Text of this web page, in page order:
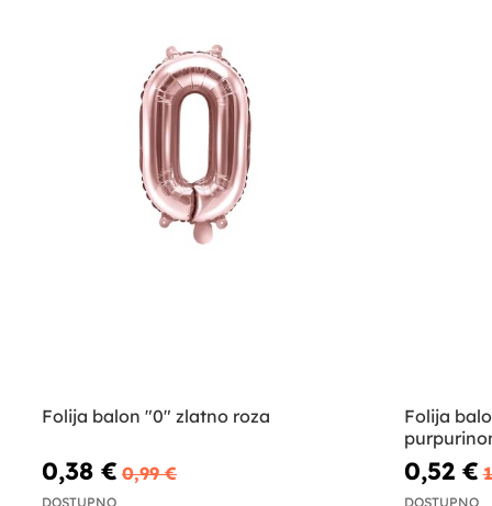
Folija balon "0" zlatno roza
0,38 € 0,99 €
DOSTUPNO
Folija
0,52 €
DOSTUPNO